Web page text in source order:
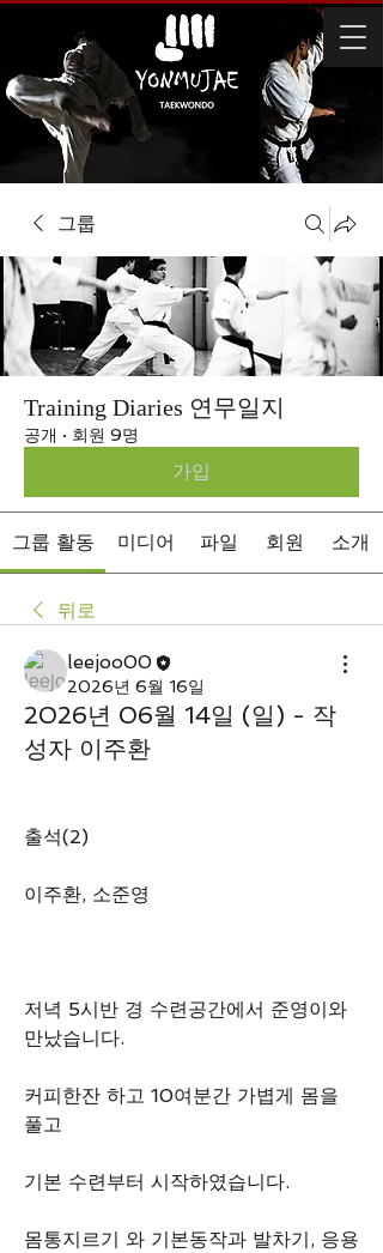
그룹
Training Diaries 연무일지
공개 · 회원 9명
가입
그룹 활동 미디어 파일 회원 소개
뒤로
leejoo00
2026년 6월 16일
2026년 06월 14일 (일) - 작
성자 이주환
출석(2)
이주환, 소준영
저녁 5시반 경 수련공간에서 준영이와
만났습니다.
커피한잔 하고 10여분간 가볍게 몸을
풀고
기본 수련부터 시작하였습니다.
몸통지르기 와 기본동작과 발차기, 응용